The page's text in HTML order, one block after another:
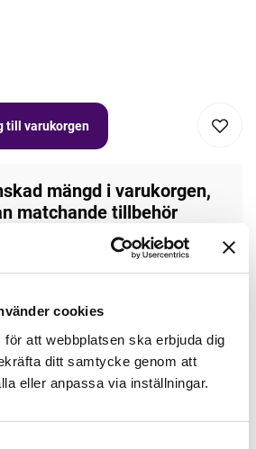
cookies
att webbplatsen ska erbjuda dig
ditt samtycke genom att
eller anpassa via inställningar.
till varukorgen
mängd i varukorgen,
matchande tillbehör
matchande +39,50kr
Borstad jogging, matchande +75,00kr